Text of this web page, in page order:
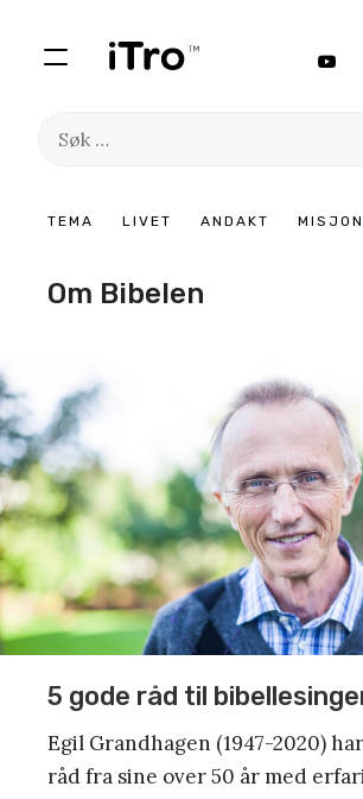
TEMA LIVET ANDAKT MISJON
Søk
Om Bibelen
5 gode råd til
Egil Grandhagen (1947-2020)
råd fra sine over 50 år med